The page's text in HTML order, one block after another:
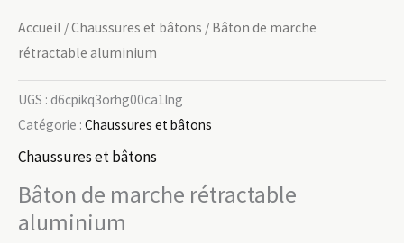
Accueil /Chaussures et bâtons / Bâton de marche
rétractable aluminium
UGS : d6cpikq3orhg00ca1lng
Catégorie : Chaussures et bâtons
Chaussures et bâtons
Bâton de marche rétractable
aluminium